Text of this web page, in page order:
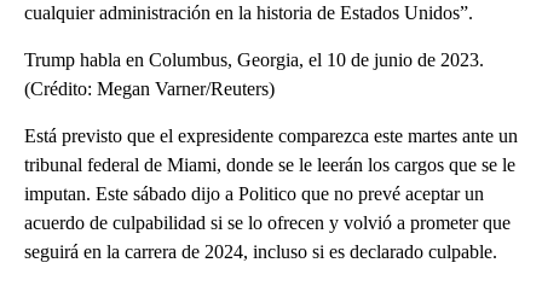
cualquier administración en la historia de Estados Unidos”.
Trump habla en Columbus, Georgia, el 10 de junio de 2023.
(Crédito: Megan Varner/Reuters)
Está previsto que el expresidente comparezca este martes ante un
tribunal federal de Miami, donde se le leerán los cargos que se le
imputan. Este sábado dijo a Politico que no prevé aceptar un
acuerdo de culpabilidad si se lo ofrecen y volvió a prometer que
seguirá en la carrera de 2024, incluso si es declarado culpable.